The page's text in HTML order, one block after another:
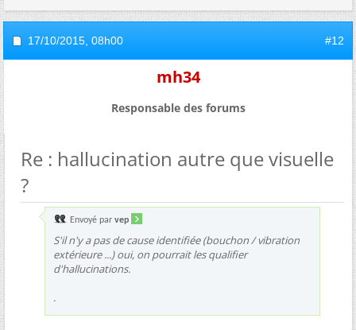
17/10/2015, 08h00 #12
mh34
Responsable des forums
Re : hallucination autre que visuelle
?
Envoyé par vep
S'il n'y a pas de cause identifiée (bouchon / vibration
extérieure ...) oui, on pourrait les qualifier
d'hallucinations.
.